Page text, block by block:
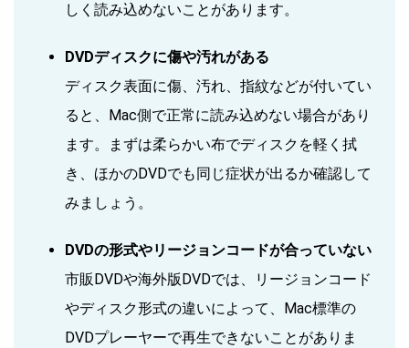
しく読み込めないことがあります。
DVDディスクに傷や汚れがある
ディスク表面に傷、汚れ、指紋などが付いてい
ると、Mac側で正常に読み込めない場合があり
ます。まずは柔らかい布でディスクを軽く拭
き、ほかのDVDでも同じ症状が出るか確認して
みましょう。
DVDの形式やリージョンコードが合っていない
市販DVDや海外版DVDでは、リージョンコード
やディスク形式の違いによって、Mac標準の
DVDプレーヤーで再生できないことがありま